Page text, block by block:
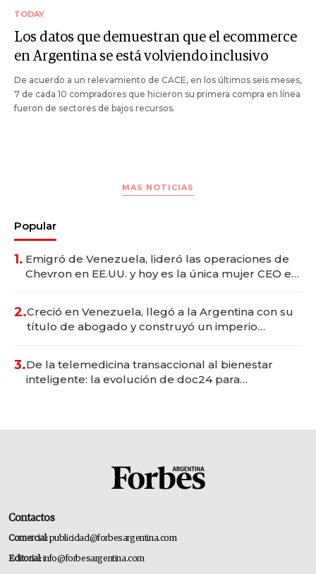
TODAY
Los datos que demuestran que el ecommerce
en Argentina se está volviendo inclusivo
De acuerdo a un relevamiento de CACE, en los últimos seis meses,
7 de cada 10 compradores que hicieron su primera compra en línea
fueron de sectores de bajos recursos.
MAS NOTICIAS
Popular
1. Emigró de Venezuela, lideró las operaciones de
Chevron en EE.UU. y hoy es la única mujer CEO en
2.Creció en Venezuela, llegó a la Argentina con su
título de abogado y construyó un imperio
3.De la telemedicina transaccional al bienestar
inteligente: la evolución de doc24 para
Contactos
Comercial:publicidad@forbesargentina.com
Editorial:info@forbesargentina.com